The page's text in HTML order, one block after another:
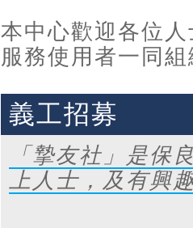
本中心歡迎各位
服務使用者一同
義工招募
「摯友社」是保
上人士，及有興